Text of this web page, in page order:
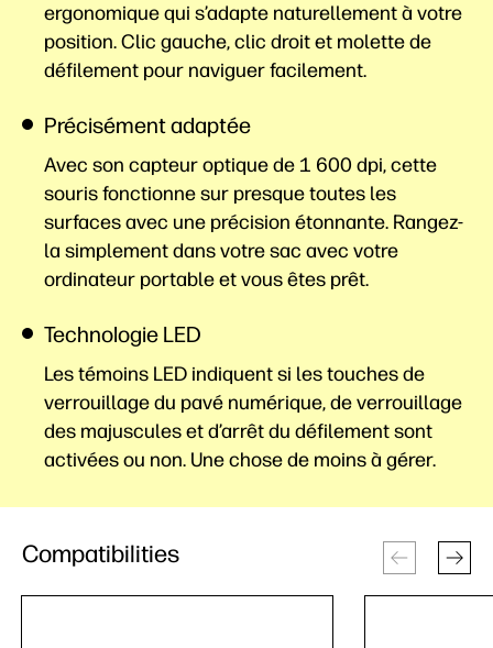
ergonomique qui s’adapte naturellement à votre
position. Clic gauche, clic droit et molette de
défilement pour naviguer facilement.
Précisément adaptée
Avec son capteur optique de 1 600 dpi, cette
souris fonctionne sur presque toutes les
surfaces avec une précision étonnante. Rangez-
la simplement dans votre sac avec votre
ordinateur portable et vous êtes prêt.
Technologie LED
Les témoins LED indiquent si les touches de
verrouillage du pavé numérique, de verrouillage
des majuscules et d’arrêt du défilement sont
activées ou non. Une chose de moins à gérer.
Compatibilities